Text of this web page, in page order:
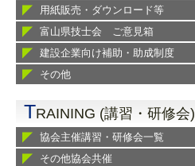
用紙販売・ダウンロード等
富山県技士会 ご意見箱
建設企業向け補助・助成制度
その他
TRAINING (講習・研修会)
協会主催講習・研修会一覧
その他協会共催